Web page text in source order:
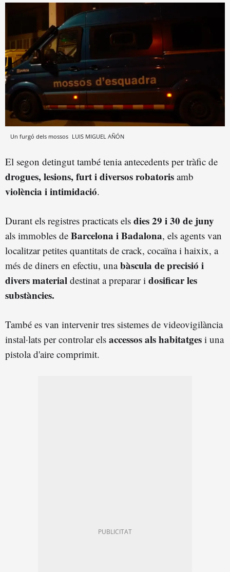
Un furgó dels mossos LUIS MIGUEL AÑÓN
El segon detingut també tenia antecedents per tràfic de
drogues, lesions, furt i diversos robatoris amb
violència i intimidació.
Durant els registres practicats els dies 29 i 30 de juny
als immobles de Barcelona i Badalona, els agents van
localitzar petites quantitats de crack, cocaïna i haixix, a
més de diners en efectiu, unabàscula de precisió i
divers material destinat a preparar i dosificar les
substàncies.
També es van intervenir tres sistemes de videovigilància
instal·lats per controlar els accessos als habitatges i una
pistola d'aire comprimit.